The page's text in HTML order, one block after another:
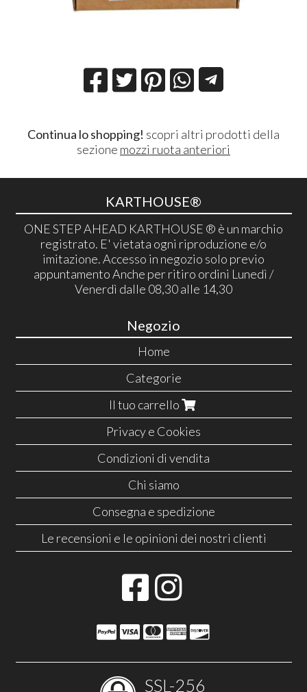
Continua lo shopping! scopri altri prodotti della
sezione mozzi ruota anteriori
KARTHOUSE®
ONE STEP AHEAD KARTHOUSE ® è un marchio
registrato. E' vietata ogni riproduzione e/o
imitazione. Accesso in negozio solo previo
appuntamento Anche per ritiro ordini Lunedì /
Venerdì dalle 08,30 alle 14,30
Negozio
Home
Categorie
Il tuo carrello
Privacy e Cookies
Condizioni di vendita
Chi siamo
Consegna e spedizione
Le recensioni e le opinioni dei nostri clienti
SSL-256